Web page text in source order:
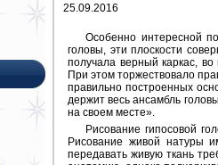
25.09.2016
Особенно интересной
головы, эти плоскости
получала верный каркас,
При этом торжествовало
правильно построенных
держит весь ансамбль
на своем месте».
Рисование гипосовой
Рисование живой натуры
передавать живую ткань